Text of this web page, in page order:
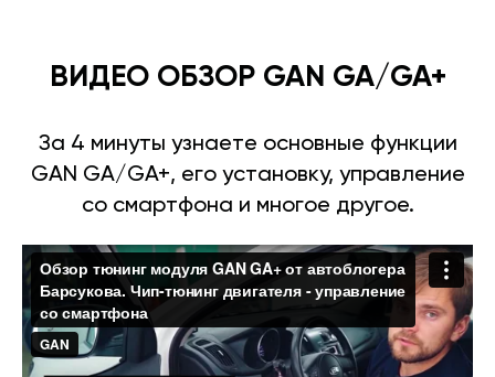
ВИДЕО ОБЗОР GAN GA/GA+
За 4 минуты узнаете основные функции
GAN GA/GA+, его установку, управление
со смартфона и многое другое.